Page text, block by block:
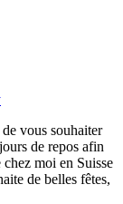
vous souhaiter
de repos afin
chez moi en Suisse
de belles fêtes,